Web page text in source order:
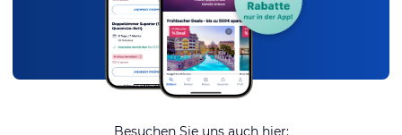
Besuchen Sie uns auch hier: